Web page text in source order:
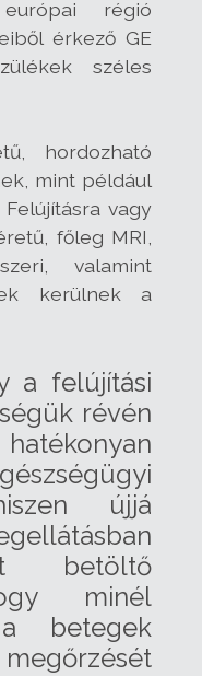
régió
érkező GE
széles
hordozható
mint például
vagy
főleg MRI,
valamint
kerülnek a
a felújítási
révén
újjá
betöltő
minél
betegek